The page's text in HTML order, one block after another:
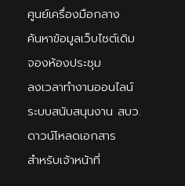
ศูนย์เครื่องมือกลาง
ค้นหาข้อมูลเว็บไซต์เดิม
จองห้องประชุม
ลงเวลาทำงานออนไลน์
ระบบสนับสนุนงาน สบว.
ดาวน์โหลดเอกสาร
สำหรับเจ้าหน้าที่